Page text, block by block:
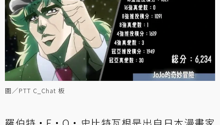
圖／PTT C_Chat 板